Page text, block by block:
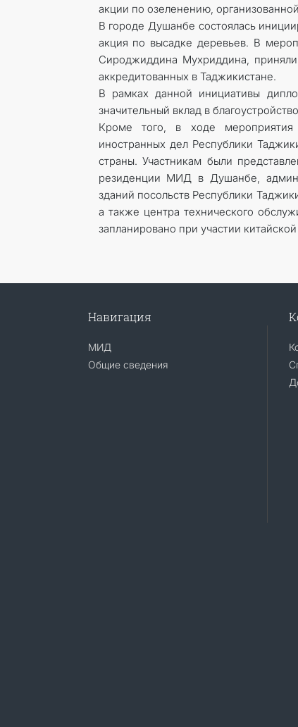
акции по озеленению,
В городе Душанбе состоялась
акция по высадке деревьев. В
Сироджиддина Мухриддина,
аккредитованных в Таджикистане.
В рамках данной инициативы
значительный вклад в
Кроме того, в ходе мероприятия
иностранных дел Республики
страны. Участникам были
резиденции МИД в Душанбе,
зданий посольств Республики
а также центра технического
запланировано при участии
Навигация
МИД
Общие сведения